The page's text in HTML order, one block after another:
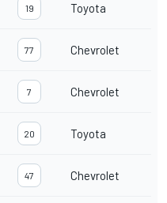
19 Toyota
77 Chevrolet
7 Chevrolet
20 Toyota
47 Chevrolet